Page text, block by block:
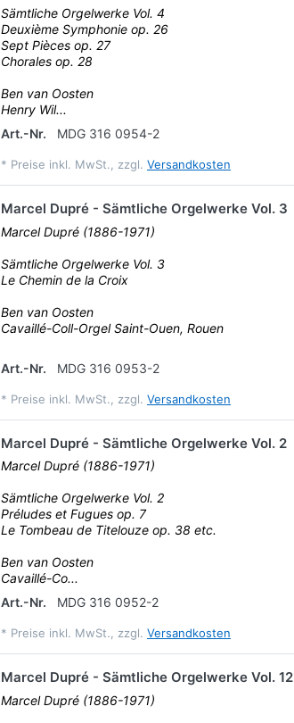
Sämtliche Orgelwerke Vol. 4
Deuxième Symphonie op. 26
Sept Pièces op. 27
Chorales op. 28
Ben van Oosten
Henry Wil...
Art.-Nr.
MDG 316 0954-2
* Preise inkl. MwSt., zzgl. Versandkosten
Marcel Dupré - Sämtliche Orgelwerke Vol. 3
Marcel Dupré (1886-1971)
Sämtliche Orgelwerke Vol. 3
Le Chemin de la Croix
Ben van Oosten
Cavaillé-Coll-Orgel Saint-Ouen, Rouen
Art.-Nr. MDG 316 0953-2
* Preise inkl. MwSt., zzgl. Versandkosten
Marcel Dupré - Sämtliche Orgelwerke Vol. 2
Marcel Dupré (1886-1971)
Sämtliche Orgelwerke Vol. 2
Préludes et Fugues op. 7
Le Tombeau de Titelouze op. 38 etc.
Ben van Oosten
Cavaillé-Co...
Art.-Nr.
MDG 316 0952-2
* Preise inkl. MwSt., zzgl. Versandkosten
Marcel Dupré - Sämtliche Orgelwerke Vol. 12
Marcel Dupré (1886-1971)